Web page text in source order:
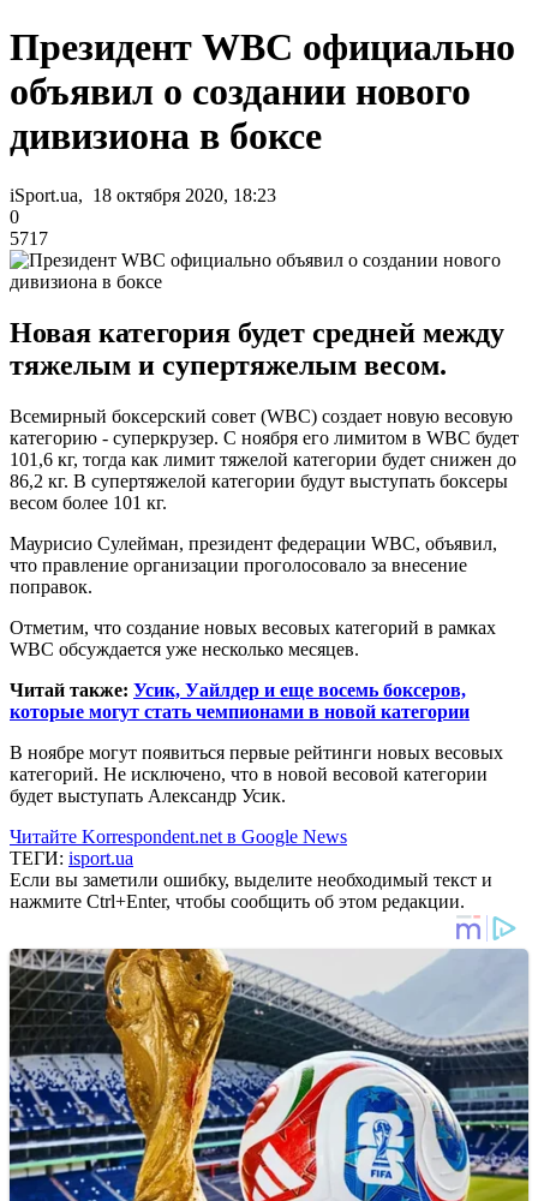
Президент WBC официально
объявил о создании нового
дивизиона в боксе
iSport.ua, 18 октября 2020, 18:23
0
5717
Новая категория будет средней между
тяжелым и супертяжелым весом.
Всемирный боксерский совет (WBC) создает новую весовую
категорию - суперкрузер. С ноября его лимитом в WBC будет
101,6 кг, тогда как лимит тяжелой категории будет снижен до
86,2 кг. В супертяжелой категории будут выступать боксеры
весом более 101 кг.
Маурисио Сулейман, президент федерации WBC, объявил,
что правление организации проголосовало за внесение
поправок.
Отметим, что создание новых весовых категорий в рамках
WBC обсуждается уже несколько месяцев.
Читай также: Усик, Уайлдер и еще восемь боксеров,
которые могут стать чемпионами в новой категории
В ноябре могут появиться первые рейтинги новых весовых
категорий. Не исключено, что в новой весовой категории
будет выступать Александр Усик.
Читайте Korrespondent.net в Google News
ТЕГИ: isport.ua
Если вы заметили ошибку, выделите необходимый текст и
нажмите Ctrl+Enter, чтобы сообщить об этом редакции.